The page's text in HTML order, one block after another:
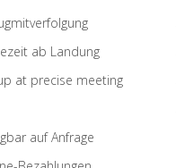
ab Landung
at precise meeting
auf Anfrage